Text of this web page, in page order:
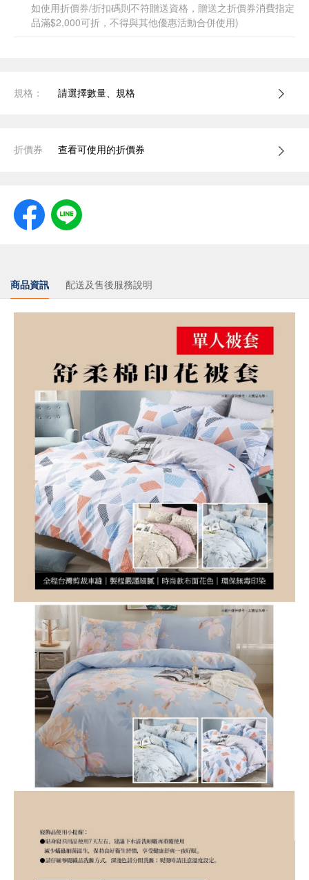
如使用折價券/折扣碼則不符贈送資格，贈送之折價券消費指定
品滿$2,000可折，不得與其他優惠活動合併使用)
規格： 請選擇數量、規格
折價券 查看可使用的折價券
商品資訊 配送及售後服務說明